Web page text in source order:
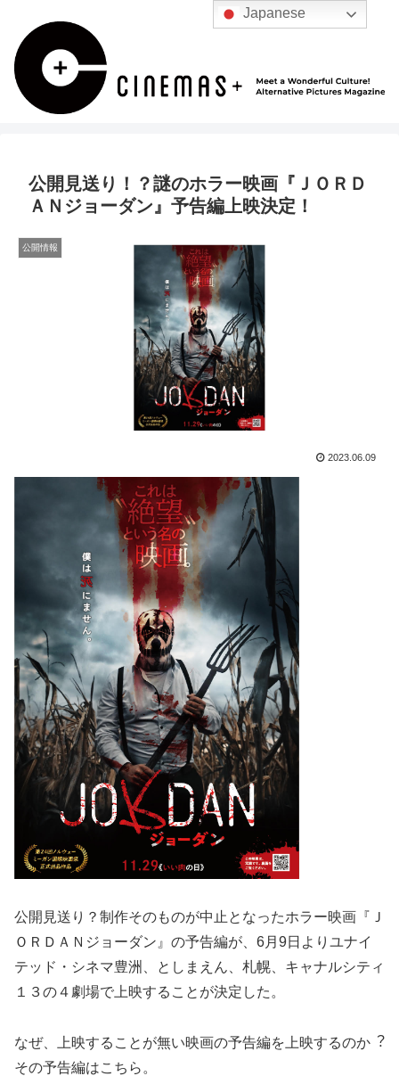
公開見送り！？謎のホラー映画『ＪＯＲＤ
ＡＮジョーダン』予告編上映決定！
公開情報
2023.06.09
公開⾒送り？制作そのものが中⽌となったホラー映画『Ｊ
ＯＲＤＡＮジョーダン』の予告編が、6⽉9⽇よりユナイ
テッド・シネマ豊洲、としまえん、札幌、キャナルシティ
１３の４劇場で上映することが決定した。
なぜ、上映することが無い映画の予告編を上映するのか︖
その予告編はこちら。
Japanese